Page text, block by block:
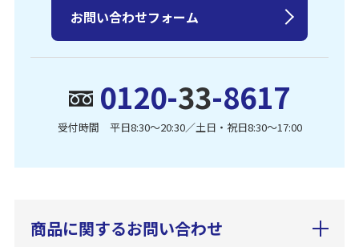
0120-33-8617
受付時間 平日8:30〜20:30／土日・祝日8:30〜17:00
お問い合わせフォーム
商品に関するお問い合わせ